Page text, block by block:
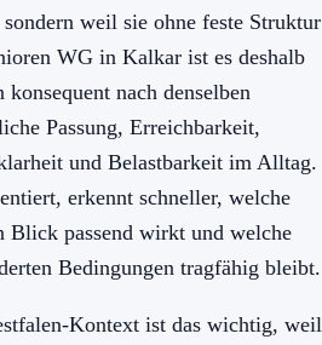
weil sie ohne feste Struktur
WG in Kalkar ist es deshalb
nach denselben
Passung, Erreichbarkeit,
und Belastbarkeit im Alltag.
erkennt schneller, welche
Blick passend wirkt und welche
Bedingungen tragfähig bleibt.
Kontext ist das wichtig, weil